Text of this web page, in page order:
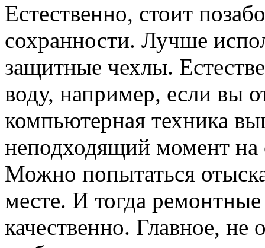
Естественно, стоит
сохранности. Лучше
защитные чехлы.
воду, например, если вы
компьютерная техника
неподходящий момент на
Можно попытаться
месте. И тогда
качественно. Главное, не